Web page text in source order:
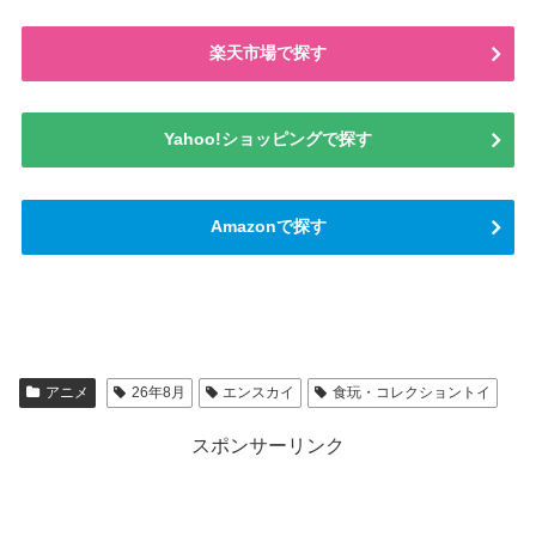
楽天市場で探す
Yahoo!ショッピングで探す
Amazonで探す
アニメ 26年8月 エンスカイ 食玩・コレクショントイ
スポンサーリンク